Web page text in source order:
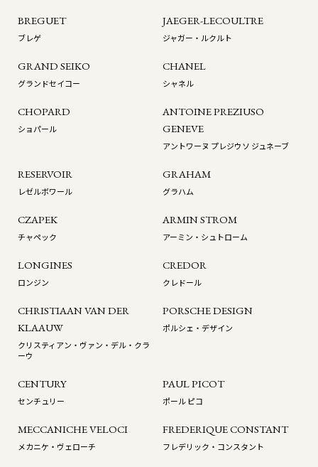
BREGUET
ブレゲ
JAEGER-LECOULTRE
ジャガー・ルクルト
GRAND SEIKO
グランドセイコー
CHANEL
シャネル
CHOPARD
ショパール
ANTOINE PREZIUSO
GENEVE
アントワーヌ プレジウソ ジュネーブ
RESERVOIR
レゼルボワール
GRAHAM
グラハム
CZAPEK
チャペック
ARMIN STROM
アーミン・シュトローム
LONGINES
ロンジン
CREDOR
クレドール
CHRISTIAAN VAN DER
KLAAUW
クリスティアン・ヴァン・デル・クラ
ーウ
PORSCHE DESIGN
ポルシェ・デザイン
CENTURY
センチュリー
PAUL PICOT
ポール ピコ
MECCANICHE VELOCI
メカニケ・ヴェローチ
FREDERIQUE CONSTANT
フレデリック・コンスタント